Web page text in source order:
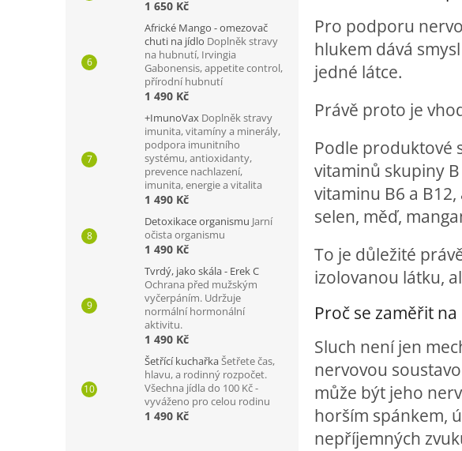
1 650 Kč
Africké Mango - omezovač
chuti na jídlo Doplněk stravy
na hubnutí, Irvingia
Gabonensis, appetite control,
přírodní hubnutí
1 490 Kč
+ImunoVax Doplněk stravy
imunita, vitamíny a minerály,
podpora imunitního
systému, antioxidanty,
prevence nachlazení,
imunita, energie a vitalita
1 490 Kč
Detoxikace organismu Jarní
očista organismu
1 490 Kč
Tvrdý, jako skála - Erek C
Ochrana před mužským
vyčerpáním. Udržuje
normální hormonální
aktivitu.
1 490 Kč
Šetřící kuchařkaŠetřete čas,
hlavu, a rodinný rozpočet.
Všechna jídla do 100 Kč -
vyváženo pro celou rodinu
1 490 Kč
Pro podporu
hlukem dává
jedné látce.
Právě proto je
Podle produktové
vitaminů skupiny
vitaminu B6 a
selen, měď,
To je důležité
izolovanou látku,
Proč se zaměřit
Sluch není jen
nervovou
může být jeho
horším spánkem,
nepříjemných